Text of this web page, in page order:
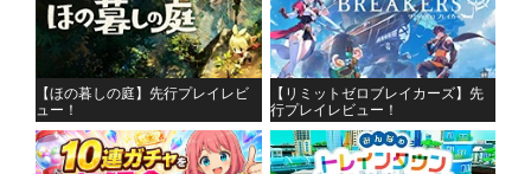
【ほの暮しの庭】先行プレイレビ
ュー！
【リミットゼロブレイカーズ】先
行プレイレビュー！